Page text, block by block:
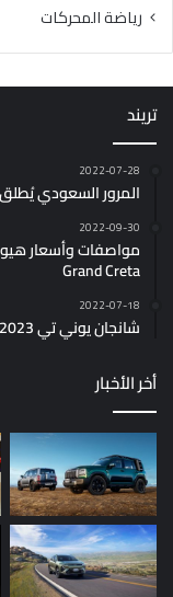
رياضة المحركات
تريند
2022-07-28
المرور السعودي
2022-09-30
Grand Creta
2022-07-18
شانجان يوني تي 2023 الجديدة كلياً | Changan UNI-T 2023
أخر الأخبار